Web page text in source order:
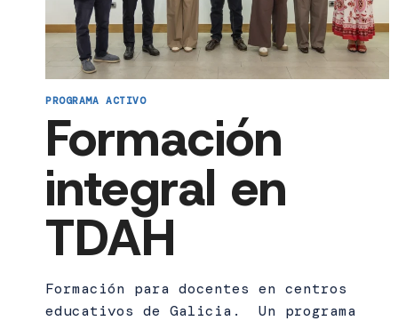
PROGRAMA ACTIVO
Formación
integral en
TDAH
Formación para docentes en centros
educativos de Galicia. Un programa